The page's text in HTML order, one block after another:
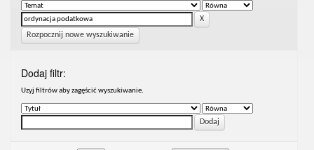
Rozpocznij nowe wyszukiwanie
Dodaj filtr:
Uzyj filtrów aby zagęścić wyszukiwanie.